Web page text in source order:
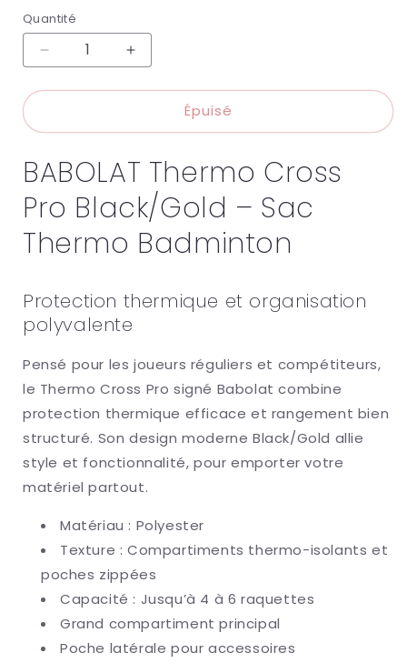
Quantité
Réduire
quantité
BABOLAT
CROSS
BLACK/GOLD
Augmenter
quantité
BABOLAT
CROSS
PRO
BLACK/GOLD
Épuisé
BABOLAT Thermo Cross
Pro Black/Gold – Sac
Thermo Badminton
Protection thermique et organisation
polyvalente
Pensé pour les joueurs réguliers et compétiteurs,
le Thermo Cross Pro signé Babolat combine
protection thermique efficace et rangement bien
structuré. Son design moderne Black/Gold allie
style et fonctionnalité, pour emporter votre
matériel partout.
Matériau : Polyester
Texture : Compartiments thermo-isolants et
poches zippées
Capacité : Jusqu’à 4 à 6 raquettes
Grand compartiment principal
Poche latérale pour accessoires